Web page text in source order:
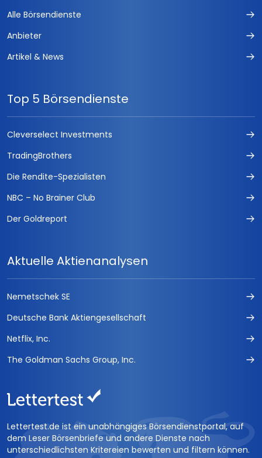
Alle Börsendienste
Anbieter
Artikel & News
Top 5 Börsendienste
Cleverselect Investments
TradingBrothers
Die Rendite-Spezialisten
NBC – No Brainer Club
Der Goldreport
Aktuelle Aktienanalysen
Nemetschek SE
Deutsche Bank Aktiengesellschaft
Netflix, Inc.
The Goldman Sachs Group, Inc.
Lettertest.de ist ein unabhängiges Börsendienstportal, auf
dem Leser Börsenbriefe und andere Dienste nach
unterschiedlichsten Kritereien bewerten und filtern können.